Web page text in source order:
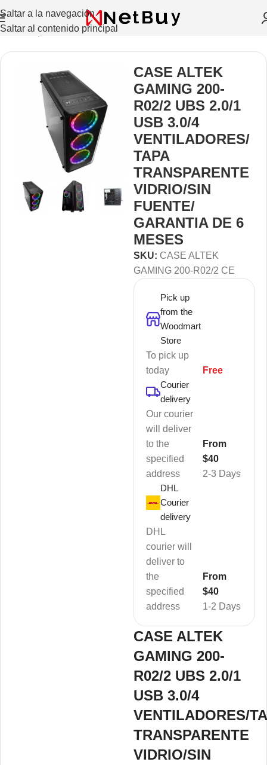
Saltar a la navegación
Saltar al contenido principal
Inicio/ Repuestos Y Accesorios
CASE ALTEK
GAMING 200-
R02/2 UBS 2.0/1
USB 3.0/4
VENTILADORES/
TAPA
TRANSPARENTE
VIDRIO/SIN
FUENTE/
GARANTIA DE 6
MESES
SKU: CASE ALTEK
GAMING 200-R02/2 CE
Pick up
from the
Woodmart
Store
To pick up
today
Free
Courier
delivery
Our courier
will deliver
to the
specified
address
2-3 Days
From
$40
DHL
Courier
delivery
DHL
courier will
deliver to
the
specified
address
1-2 Days
From
$40
CASE ALTEK
GAMING 200-
R02/2 UBS 2.0/1
USB 3.0/4
VENTILADORES/
TRANSPARENTE
VIDRIO/SIN